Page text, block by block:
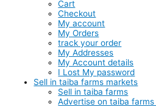
Cart
Checkout
My account
My Orders
track your order
My Addresses
My Account details
I Lost My password
Sell in taiba farms markets
Sell in taiba farms
Advertise on taiba